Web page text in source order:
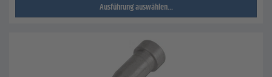
Ausführung auswählen...